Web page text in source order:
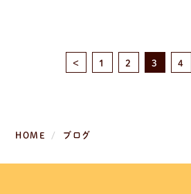
そばにあ
< 1 2 3 4
HOME ブログ